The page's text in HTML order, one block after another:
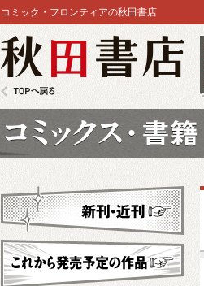
コミック・フロンティアの秋田書店
新刊・近刊